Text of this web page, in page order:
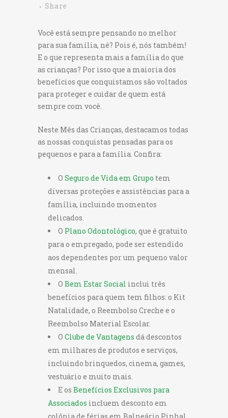
Share
Você está sempre pensando no melhor
para sua família, né? Pois é, nós também!
E o que representa mais a família do que
as crianças? Por isso que a maioria dos
benefícios que conquistamos são voltados
para proteger e cuidar de quem está
sempre com você.
Neste Mês das Crianças, destacamos todas
as nossas conquistas pensadas para os
pequenos e para a família. Confira:
O Seguro de Vida em Grupo tem
diversas proteções e assistências para a
família, incluindo momentos
delicados.
O Plano Odontológico, que é gratuito
para o empregado, pode ser estendido
aos dependentes por um pequeno valor
mensal.
O Bem Estar Social inclui três
benefícios para quem tem filhos: o Kit
Natalidade, o Reembolso Creche e o
Reembolso Material Escolar.
O Clube de Vantagens dá descontos
em milhares de produtos e serviços,
incluindo brinquedos, cinema, games,
vestuário e muito mais.
E os Benefícios Exclusivos para
Associados incluem desconto em